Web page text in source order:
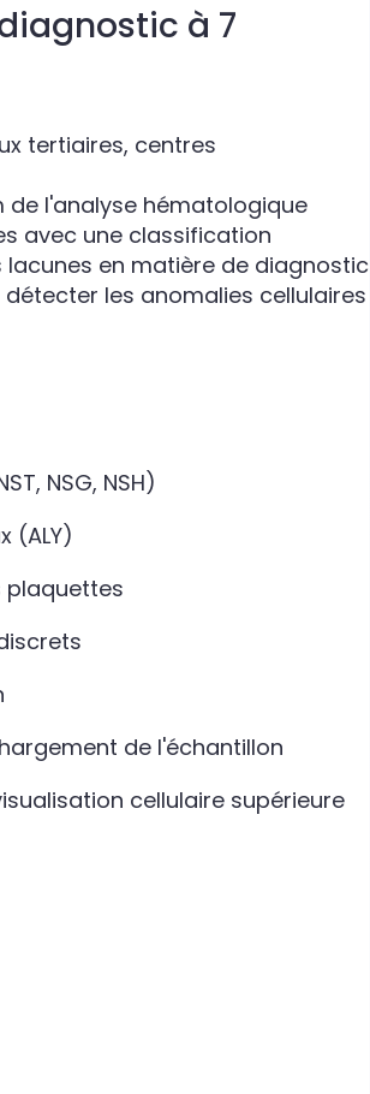
à 7
tertiaires, centres
de l'analyse hématologique
avec une classification
en matière de diagnostic
les anomalies cellulaires
NSG, NSH)
(ALY)
plaquettes
de l'échantillon
cellulaire supérieure